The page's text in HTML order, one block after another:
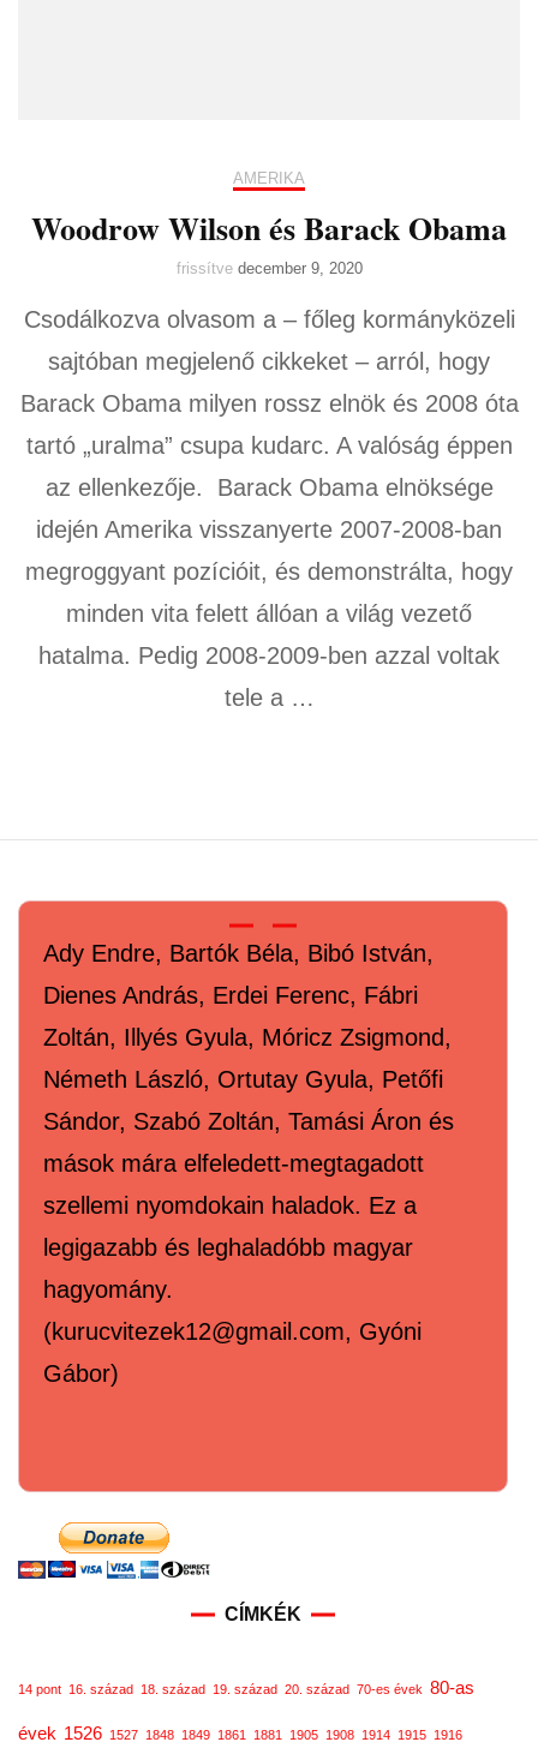
AMERIKA
Woodrow Wilson és Barack Obama
frissítve december 9, 2020
Csodálkozva olvasom a – főleg kormányközeli
sajtóban megjelenő cikkeket – arról, hogy
Barack Obama milyen rossz elnök és 2008 óta
tartó „uralma” csupa kudarc. A valóság éppen
az ellenkezője. Barack Obama elnöksége
idején Amerika visszanyerte 2007-2008-ban
megroggyant pozícióit, és demonstrálta, hogy
minden vita felett állóan a világ vezető
hatalma. Pedig 2008-2009-ben azzal voltak
tele a …
Ady Endre, Bartók Béla, Bibó István,
Dienes András, Erdei Ferenc, Fábri
Zoltán, Illyés Gyula, Móricz Zsigmond,
Németh László, Ortutay Gyula, Petőfi
Sándor, Szabó Zoltán, Tamási Áron és
mások mára elfeledett-megtagadott
szellemi nyomdokain haladok. Ez a
legigazabb és leghaladóbb magyar
hagyomány.
(kurucvitezek12@gmail.com, Gyóni
Gábor)
CÍMKÉK
14 pont 16. század 18. század 19. század 20. század 70-es évek 80-as
évek 1526 1527 1848 1849 1861 1881 1905 1908 1914 1915 1916